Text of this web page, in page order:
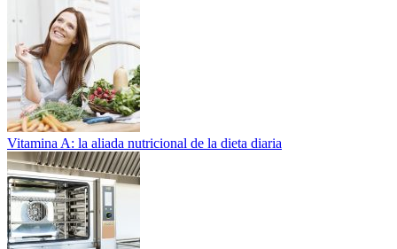
Vitamina A: la aliada nutricional de la dieta diaria